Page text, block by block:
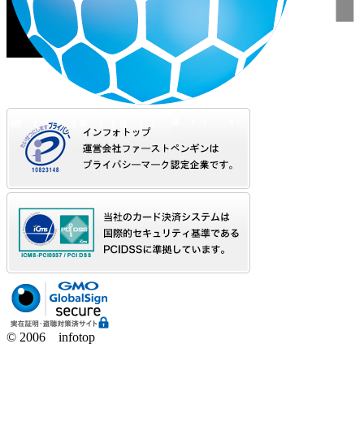
© 2006 infotop